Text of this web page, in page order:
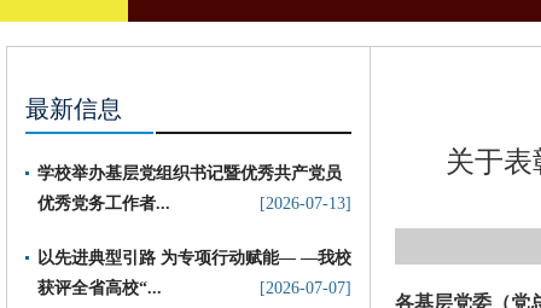
最新信息
学校举办基层党组织书记暨优秀共产党员
优秀党务工作者...
[2026-07-13]
以先进典型引路 为专项行动赋能— —我校
获评全省高校“...
[2026-07-07]
关于表
各基层党委（党